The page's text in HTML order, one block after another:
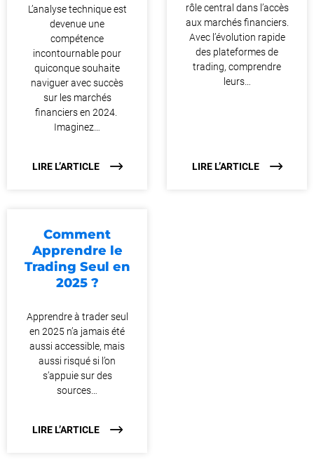
L’analyse technique est
devenue une
compétence
incontournable pour
quiconque souhaite
naviguer avec succès
sur les marchés
financiers en 2024.
Imaginez…
LIRE L’ARTICLE
rôle central dans l’accès
aux marchés financiers.
Avec l’évolution rapide
des plateformes de
trading, comprendre
leurs…
LIRE L’ARTICLE
Comment
Apprendre le
Trading Seul en
2025 ?
Apprendre à trader seul
en 2025 n’a jamais été
aussi accessible, mais
aussi risqué si l’on
s’appuie sur des
sources…
LIRE L’ARTICLE